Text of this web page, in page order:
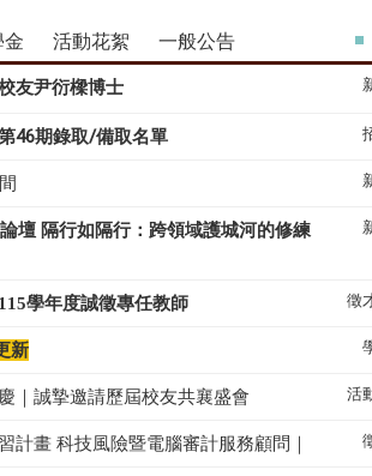
金 活動花絮 一般公告
友尹衍樑博士
46期錄取/備取名單
壇 隔行如隔行：跨領域護城河的修練
學年度誠徵專任教師 徵
新
｜誠摯邀請歷屆校友共襄盛會 活
計畫 科技風險暨電腦審計服務顧問｜